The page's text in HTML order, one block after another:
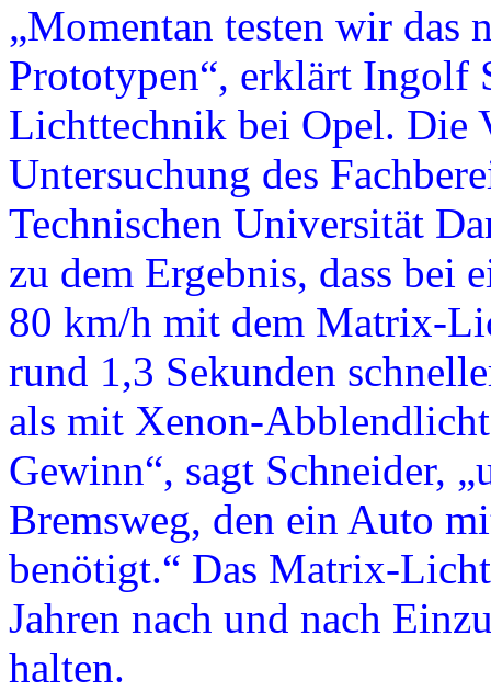
„Momentan testen wir das
Prototypen“, erklärt Ingolf
Lichttechnik bei Opel. Die
Untersuchung des
Technischen Universität
zu dem Ergebnis, dass bei
80 km/h mit dem Matrix-
rund 1,3 Sekunden
als mit Xenon-
Gewinn“, sagt Schneider,
Bremsweg, den ein Auto
benötigt.“ Das Matrix-
Jahren nach und nach
halten.